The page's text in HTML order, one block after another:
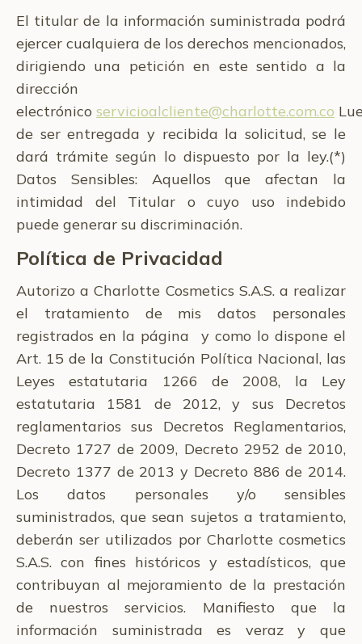
El titular de la información suministrada podrá
ejercer cualquiera de los derechos mencionados,
dirigiendo una petición en este sentido a la
dirección
electrónico servicioalcliente@charlotte.com.co
de ser entregada y recibida la solicitud, se le
dará trámite según lo dispuesto por la ley.​(*)
Datos Sensibles: Aquellos que afectan la
intimidad del Titular o cuyo uso indebido
puede generar su discriminación.
Política de Privacidad
Autorizo a Charlotte Cosmetics S.A.S. a realizar
el tratamiento de mis datos personales
registrados en la página y como lo dispone el
Art. 15 de la Constitución Política Nacional, las
Leyes estatutaria 1266 de 2008, la Ley
estatutaria 1581 de 2012, y sus Decretos
reglamentarios sus Decretos Reglamentarios,
Decreto 1727 de 2009, Decreto 2952 de 2010,
Decreto 1377 de 2013 y Decreto 886 de 2014.
Los datos personales y/o sensibles
suministrados, que sean sujetos a tratamiento,
deberán ser utilizados por Charlotte cosmetics
S.A.S. con fines históricos y estadísticos, que
contribuyan al mejoramiento de la prestación
de nuestros servicios. Manifiesto que la
información suministrada es veraz y que